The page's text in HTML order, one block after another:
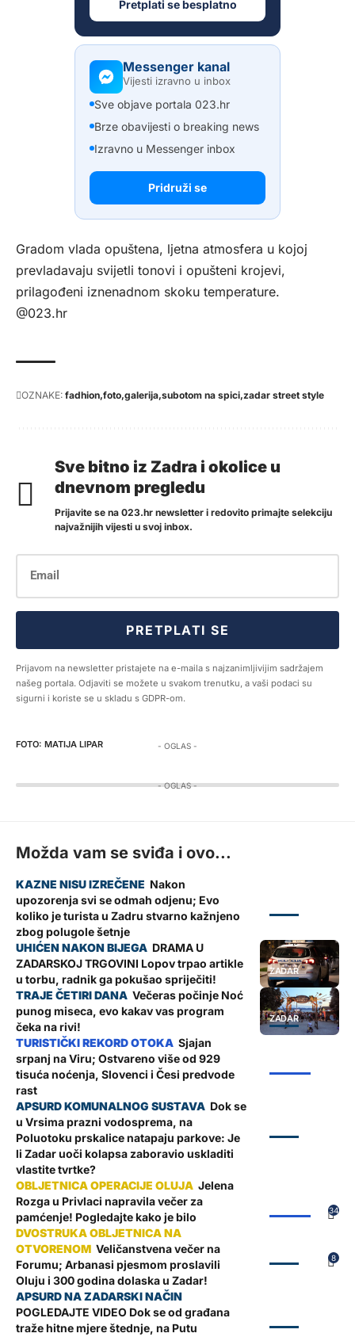
MATIJA LIPAR
Pretplati se besplatno
Messenger kanal
Vijesti izravno u inbox
Sve objave portala 023.hr
Brze obavijesti o breaking news
Izravno u Messenger inbox
Pridruži se
Gradom vlada opuštena, ljetna atmosfera u kojoj
prevladavaju svijetli tonovi i opušteni krojevi,
prilagođeni iznenadnom skoku temperature.
@023.hr
OZNAKE: fadhion foto galerija subotom na spici zadar street style
Sve bitno iz Zadra i okolice u
dnevnom pregledu
Prijavite se na 023.hr newsletter i redovito primajte selekciju
najvažnijih vijesti u svoj inbox.
PRETPLATI SE
Prijavom na newsletter pristajete na e-maila s najzanimljivijim sadržajem
našeg portala. Odjaviti se možete u svakom trenutku, a vaši podaci su
sigurni i koriste se u skladu s GDPR-om.
- OGLAS -
- OGLAS -
Možda vam se sviđa i ovo...
Nakon
upozorenja svi se odmah odjenu; Evo
koliko je turista u Zadru stvarno kažnjeno
zbog polugole šetnje
ZADAR
DRAMA U
ZADARSKOJ TRGOVINI Lopov trpao artikle
u torbu, radnik ga pokušao spriječiti!
ZADAR
Večeras počinje Noć
punog miseca, evo kakav vas program
čeka na rivi!
Sjajan
srpanj na Viru; Ostvareno više od 929
tisuća noćenja, Slovenci i Česi predvode
rast
Dok se
u Vrsima prazni vodosprema, na
Poluotoku prskalice natapaju parkove: Je
li Zadar uoči kolapsa zaboravio uskladiti
vlastite tvrtke?
34
Jelena
Rozga u Privlaci napravila večer za
pamćenje! Pogledajte kako je bilo
8
Veličanstvena večer na
Forumu; Arbanasi pjesmom proslavili
Oluju i 300 godina dolaska u Zadar!
POGLEDAJTE VIDEO Dok se od građana
traže hitne mjere štednje, na Putu